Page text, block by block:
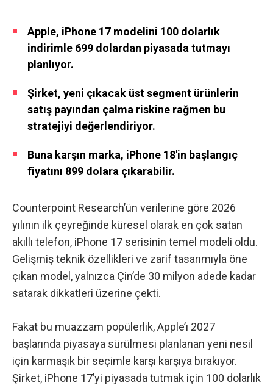
Apple, iPhone 17 modelini 100 dolarlık
indirimle 699 dolardan piyasada tutmayı
planlıyor.
Şirket, yeni çıkacak üst segment ürünlerin
satış payından çalma riskine rağmen bu
stratejiyi değerlendiriyor.
Buna karşın marka, iPhone 18'in başlangıç
fiyatını 899 dolara çıkarabilir.
Counterpoint Research’ün verilerine göre 2026
yılının ilk çeyreğinde küresel olarak en çok satan
akıllı telefon, iPhone 17 serisinin temel modeli oldu.
Gelişmiş teknik özellikleri ve zarif tasarımıyla öne
çıkan model, yalnızca Çin’de 30 milyon adede kadar
satarak dikkatleri üzerine çekti.
Fakat bu muazzam popülerlik, Apple’ı 2027
başlarında piyasaya sürülmesi planlanan yeni nesil
için karmaşık bir seçimle karşı karşıya bırakıyor.
Şirket, iPhone 17’yi piyasada tutmak için 100 dolarlık